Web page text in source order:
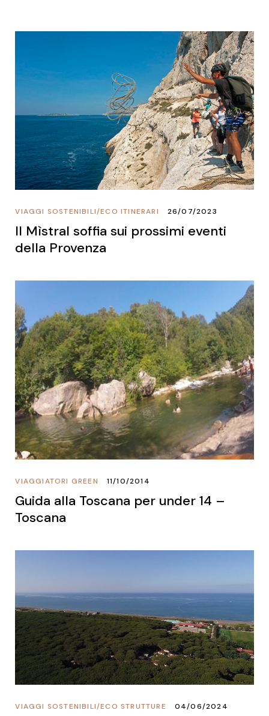
ECO ITINERARI
/
VIAGGI SOSTENIBILI 26/07/2023
Il Mìstral soffia sui prossimi eventi
della Provenza
VIAGGIATORI GREEN 11/10/2014
Guida alla Toscana per under 14 –
Toscana
ECO STRUTTURE
/
VIAGGI SOSTENIBILI 04/06/2024